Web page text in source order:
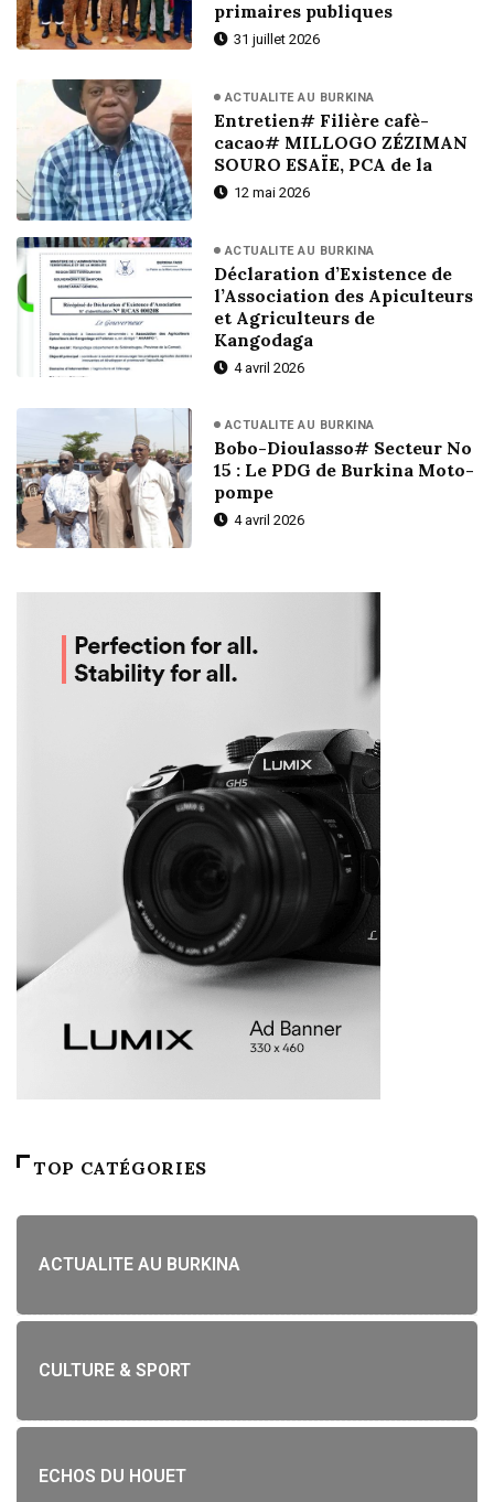
primaires publiques
31 juillet 2026
ACTUALITE AU BURKINA
Entretien# Filière cafè-
cacao# MILLOGO ZÉZIMAN
SOURO ESAÏE, PCA de la
12 mai 2026
ACTUALITE AU BURKINA
Déclaration d’Existence de
l’Association des Apiculteurs
et Agriculteurs de
Kangodaga
4 avril 2026
ACTUALITE AU BURKINA
Bobo-Dioulasso# Secteur No
15 : Le PDG de Burkina Moto-
pompe
4 avril 2026
TOP CATÉGORIES
ACTUALITE AU BURKINA
CULTURE & SPORT
ECHOS DU HOUET